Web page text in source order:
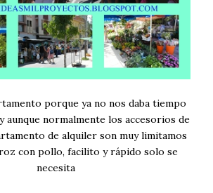
porque ya no nos daba tiempo
aunque normalmente los accesorios de
de alquiler son muy limitamos
con pollo, facilito y rápido solo se
necesita